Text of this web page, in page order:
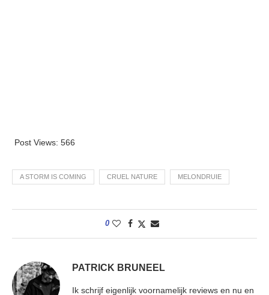
Post Views: 566
A STORM IS COMING CRUEL NATURE MELONDRUIE
0
PATRICK BRUNEEL
Ik schrijf eigenlijk voornamelijk reviews en nu en